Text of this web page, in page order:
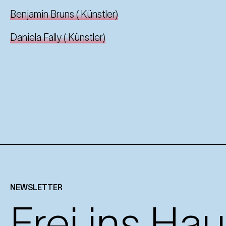
Benjamin Bruns(Künstler)
Daniela Fally(Künstler)
NEWSLETTER